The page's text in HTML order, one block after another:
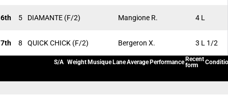
6th 5 DIAMANTE (F/2) Mangione R. 4 L
7th 8 QUICK CHICK (F/2) Bergeron X. 3 L 1/2
S/A Weight Musique LaneAverage Performance Recent
form